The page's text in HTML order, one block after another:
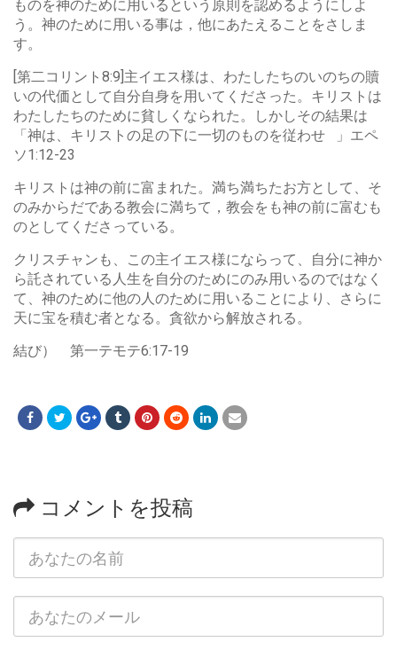
ものを神のために用いるという原則を認めるようにしよ
う。神のために用いる事は，他にあたえることをさしま
す。
[第二コリント8:9]主イエス様は、わたしたちのいのちの贖
いの代価として自分自身を用いてくださった。キリストは
わたしたちのために貧しくなられた。しかしその結果は
「神は、キリストの足の下に一切のものを従わせ 」エペ
ソ1:12-23
キリストは神の前に富まれた。満ち満ちたお方として、そ
のみからだである教会に満ちて，教会をも神の前に富むも
のとしてくださっている。
クリスチャンも、この主イエス様にならって、自分に神か
ら託されている人生を自分のためにのみ用いるのではなく
て、神のために他の人のために用いることにより、さらに
天に宝を積む者となる。貪欲から解放される。
結び） 第一テモテ6:17-19
コメントを投稿